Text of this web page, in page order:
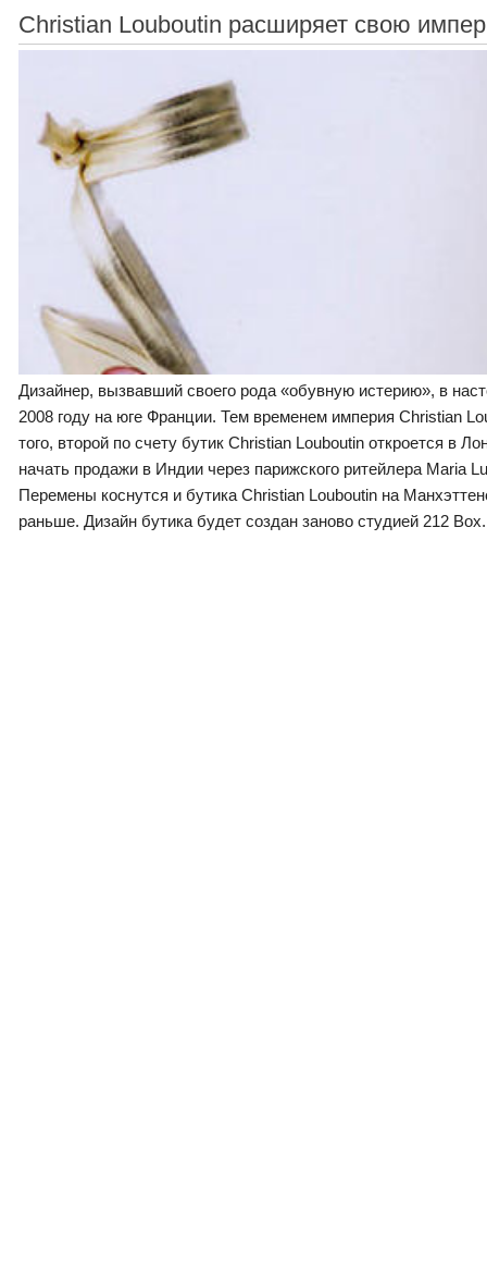
Christian Louboutin расширяет свою
Дизайнер, вызвавший своего рода «обувную истерию», в
2008 году на юге Франции. Тем временем империя Christian
того, второй по счету бутик Christian Louboutin откроется в
начать продажи в Индии через парижского ритейлера Maria
Перемены коснутся и бутика Christian Louboutin на
раньше. Дизайн бутика будет создан заново студией 212 Box.